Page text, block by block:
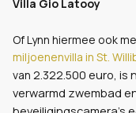
Villa Gio Latooy
Of Lynn hiermee ook
miljoenenvilla in St.
van 2.322.500 euro, is
verwarmd zwembad